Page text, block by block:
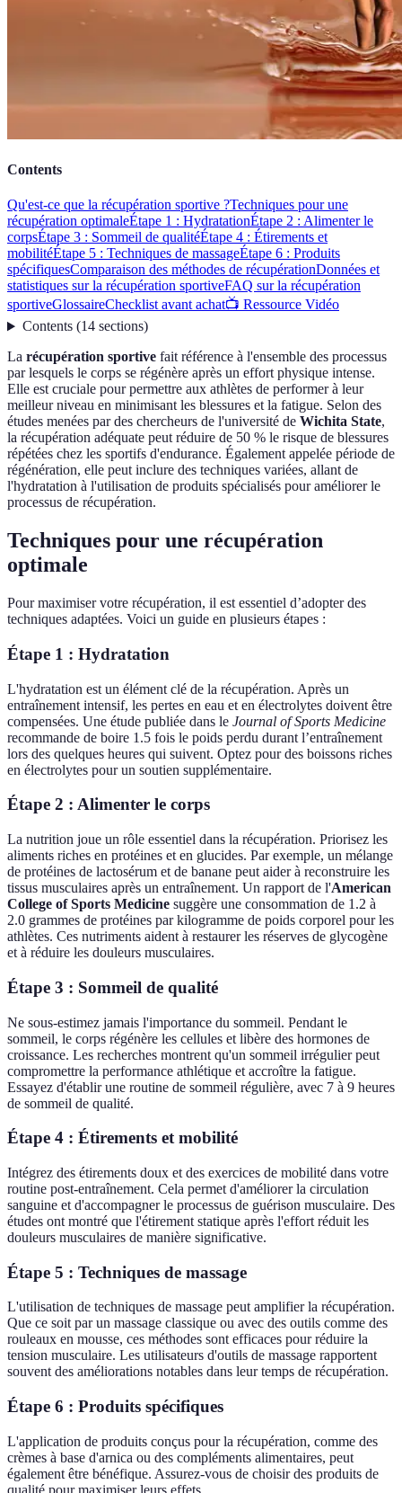
Contents
Qu'est-ce que la récupération sportive ?Techniques pour une
récupération optimaleÉtape 1 : HydratationÉtape 2 : Alimenter le
corpsÉtape 3 : Sommeil de qualitéÉtape 4 : Étirements et
mobilitéÉtape 5 : Techniques de massageÉtape 6 : Produits
spécifiquesComparaison des méthodes de récupérationDonnées et
statistiques sur la récupération sportiveFAQ sur la récupération
sportiveGlossaireChecklist avant achat📺 Ressource Vidéo
Contents(14 sections)
La récupération sportive fait référence à l'ensemble des processus
par lesquels le corps se régénère après un effort physique intense.
Elle est cruciale pour permettre aux athlètes de performer à leur
meilleur niveau en minimisant les blessures et la fatigue. Selon des
études menées par des chercheurs de l'université de Wichita State,
la récupération adéquate peut réduire de 50 % le risque de blessures
répétées chez les sportifs d'endurance. Également appelée période de
régénération, elle peut inclure des techniques variées, allant de
l'hydratation à l'utilisation de produits spécialisés pour améliorer le
processus de récupération.
Techniques pour une récupération
optimale
Pour maximiser votre récupération, il est essentiel d’adopter des
techniques adaptées. Voici un guide en plusieurs étapes :
Étape 1 : Hydratation
L'hydratation est un élément clé de la récupération. Après un
entraînement intensif, les pertes en eau et en électrolytes doivent être
compensées. Une étude publiée dans le Journal of Sports Medicine
recommande de boire 1.5 fois le poids perdu durant l’entraînement
lors des quelques heures qui suivent. Optez pour des boissons riches
en électrolytes pour un soutien supplémentaire.
Étape 2 : Alimenter le corps
La nutrition joue un rôle essentiel dans la récupération. Priorisez les
aliments riches en protéines et en glucides. Par exemple, un mélange
de protéines de lactosérum et de banane peut aider à reconstruire les
tissus musculaires après un entraînement. Un rapport de l'American
College of Sports Medicine suggère une consommation de 1.2 à
2.0 grammes de protéines par kilogramme de poids corporel pour les
athlètes. Ces nutriments aident à restaurer les réserves de glycogène
et à réduire les douleurs musculaires.
Étape 3 : Sommeil de qualité
Ne sous-estimez jamais l'importance du sommeil. Pendant le
sommeil, le corps régénère les cellules et libère des hormones de
croissance. Les recherches montrent qu'un sommeil irrégulier peut
compromettre la performance athlétique et accroître la fatigue.
Essayez d'établir une routine de sommeil régulière, avec 7 à 9 heures
de sommeil de qualité.
Étape 4 : Étirements et mobilité
Intégrez des étirements doux et des exercices de mobilité dans votre
routine post-entraînement. Cela permet d'améliorer la circulation
sanguine et d'accompagner le processus de guérison musculaire. Des
études ont montré que l'étirement statique après l'effort réduit les
douleurs musculaires de manière significative.
Étape 5 : Techniques de massage
L'utilisation de techniques de massage peut amplifier la récupération.
Que ce soit par un massage classique ou avec des outils comme des
rouleaux en mousse, ces méthodes sont efficaces pour réduire la
tension musculaire. Les utilisateurs d'outils de massage rapportent
souvent des améliorations notables dans leur temps de récupération.
Étape 6 : Produits spécifiques
L'application de produits conçus pour la récupération, comme des
crèmes à base d'arnica ou des compléments alimentaires, peut
également être bénéfique. Assurez-vous de choisir des produits de
qualité pour maximiser leurs effets.